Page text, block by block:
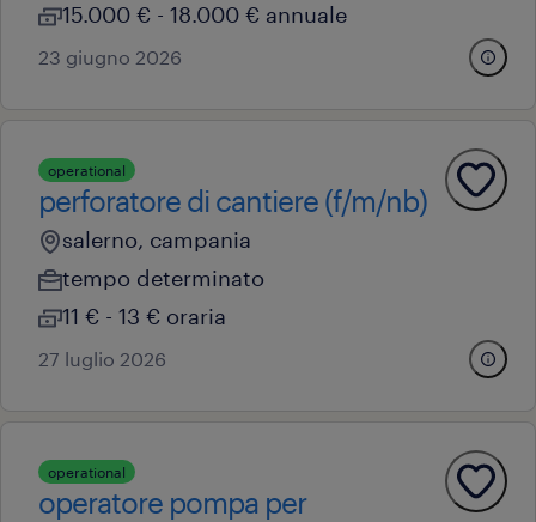
15.000 € - 18.000 € annuale
23 giugno 2026
operational
perforatore di cantiere (f/m/nb)
salerno, campania
tempo determinato
11 € - 13 € oraria
27 luglio 2026
operational
operatore pompa per